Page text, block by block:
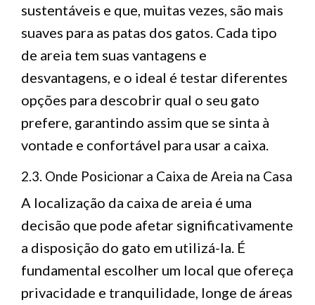
sustentáveis e que, muitas vezes, são mais
suaves para as patas dos gatos. Cada tipo
de areia tem suas vantagens e
desvantagens, e o ideal é testar diferentes
opções para descobrir qual o seu gato
prefere, garantindo assim que se sinta à
vontade e confortável para usar a caixa.
2.3. Onde Posicionar a Caixa de Areia na Casa
A localização da caixa de areia é uma
decisão que pode afetar significativamente
a disposição do gato em utilizá-la. É
fundamental escolher um local que ofereça
privacidade e tranquilidade, longe de áreas